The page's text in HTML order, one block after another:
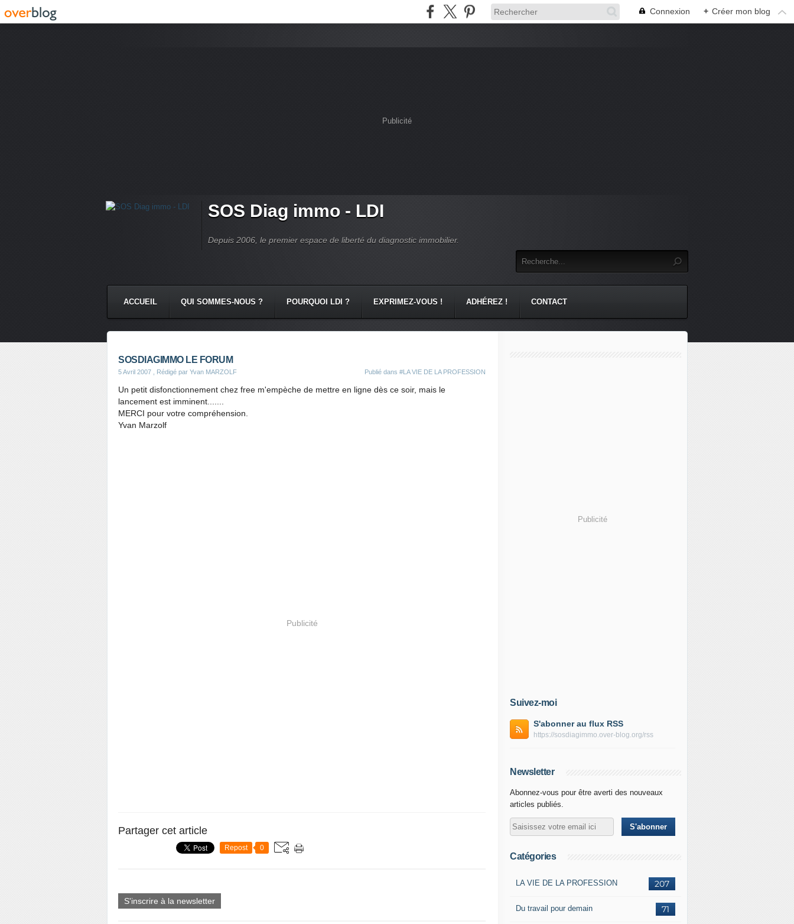
Connexion + Créer mon blog
Publicité
SOS Diag immo - LDI
Depuis 2006, le premier espace de liberté du diagnostic immobilier.
ACCUEIL QUI SOMMES-NOUS ? POURQUOI LDI ? EXPRIMEZ-VOUS ! ADHÉREZ ! CONTACT
SOSDIAGIMMO LE FORUM
5 Avril 2007 , Rédigé par Yvan MARZOLF Publié dans #LA VIE DE LA PROFESSION
Un petit disfonctionnement chez free m'empèche de mettre en ligne dès ce soir, mais le
lancement est imminent.......
MERCI pour votre compréhension.
Yvan Marzolf
Publicité
Partager cet article
Repost 0
S'inscrire à la newsletter
Publicité
Suivez-moi
S'abonner au flux RSS
https://sosdiagimmo.over-blog.org/rss
Newsletter
Abonnez-vous pour être averti des nouveaux
articles publiés.
Catégories
207
LA VIE DE LA PROFESSION
71
Du travail pour demain